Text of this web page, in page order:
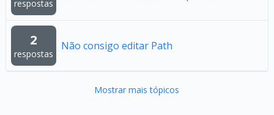
respostas
2
respostas
Não consigo editar Path
Mostrar mais tópicos